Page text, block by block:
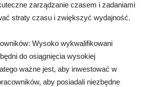
zarządzanie czasem i zadaniami
straty czasu i zwiększyć wydajność.
Wysoko wykwalifikowani
do osiągnięcia wysokiej
ważne jest, aby inwestować w
aby posiadali niezbędne